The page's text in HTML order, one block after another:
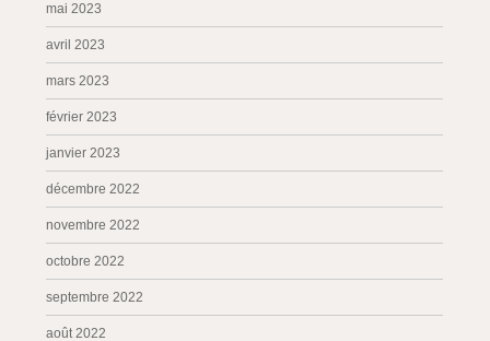
mai 2023
avril 2023
mars 2023
février 2023
janvier 2023
décembre 2022
novembre 2022
octobre 2022
septembre 2022
août 2022